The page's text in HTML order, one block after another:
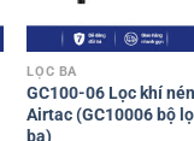
LỌC BA
GC100-06 Lọc khí nén
Airtac (GC10006 bộ